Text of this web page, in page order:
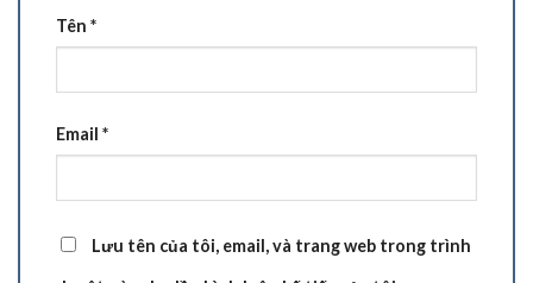
Tên *
Email *
Lưu tên của tôi, email, và trang web trong trình